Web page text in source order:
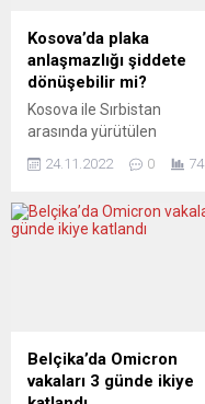
Kosova’da plaka
anlaşmazlığı şiddete
dönüşebilir mi?
Kosova ile Sırbistan
arasında yürütülen
başarısız olmasının
Yüksek Temsilcisi Josep
Borrell, taşıt plakaları
bulundu. Anlaşmazlığı
tetikleyen, Kosova’nın Sırp
azınlık mensuplarının
24.11.2022 0 74
Belçika’da Omicron
vakaları 3 günde ikiye